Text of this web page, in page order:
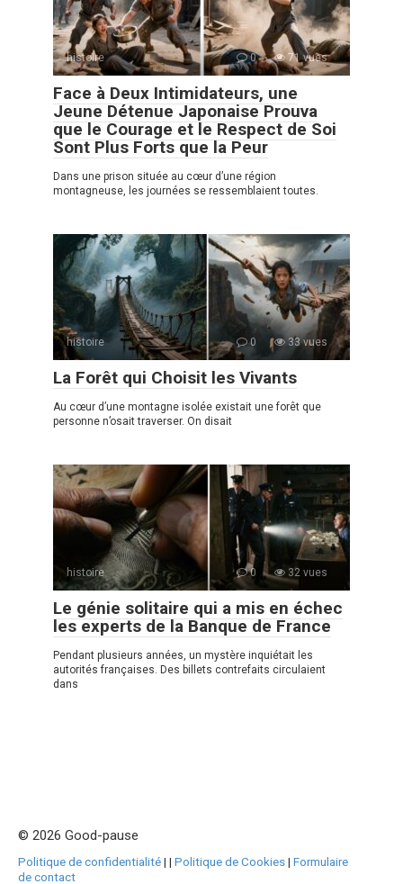
histoire 0 71 vues
Face à Deux Intimidateurs, une
Jeune Détenue Japonaise Prouva
que le Courage et le Respect de Soi
Sont Plus Forts que la Peur
Dans une prison située au cœur d’une région
montagneuse, les journées se ressemblaient toutes.
histoire 0 33 vues
La Forêt qui Choisit les Vivants
Au cœur d’une montagne isolée existait une forêt que
personne n’osait traverser. On disait
histoire 0 32 vues
Le génie solitaire qui a mis en échec
les experts de la Banque de France
Pendant plusieurs années, un mystère inquiétait les
autorités françaises. Des billets contrefaits circulaient
dans
© 2026 Good-pause
Politique de confidentialité| | Politique de Cookies| Formulaire
de contact